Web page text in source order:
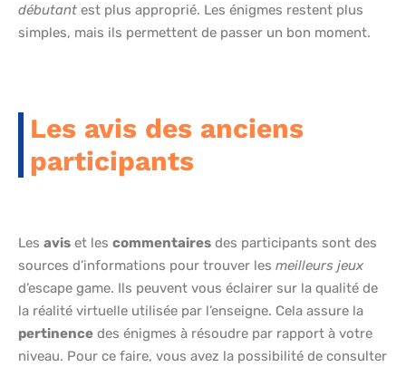
débutant est plus approprié. Les énigmes restent plus
simples, mais ils permettent de passer un bon moment.
Les avis des anciens
participants
Les avis et les commentaires des participants sont des
sources d’informations pour trouver les meilleurs jeux
d’escape game. Ils peuvent vous éclairer sur la qualité de
la réalité virtuelle utilisée par l’enseigne. Cela assure la
pertinence des énigmes à résoudre par rapport à votre
niveau. Pour ce faire, vous avez la possibilité de consulter